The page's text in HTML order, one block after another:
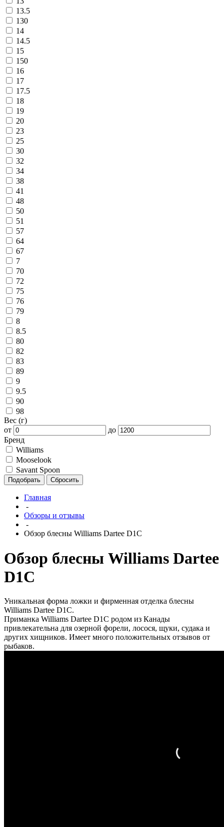
13.5
130
14
14.5
15
150
16
17
17.5
18
19
20
23
25
30
32
34
38
41
48
50
51
57
64
67
7
70
72
75
76
79
8
8.5
80
82
83
89
9
9.5
90
98
Вес (г)
от
до
Бренд
Williams
Mooselook
Savant Spoon
Подобрать Сбросить
Главная
-
Обзоры и отзывы
-
Обзор блесны Williams Dartee D1C
Обзор блесны Williams Dartee
D1C
Уникальная форма ложки и фирменная отделка блесны
Williams Dartee D1C.
Приманка Williams Dartee D1C родом из Канады
привлекательна для озерной форели, лосося, щуки, судака и
других хищников. Имеет много положительных отзывов от
рыбаков.